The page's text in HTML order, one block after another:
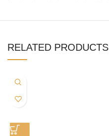
RELATED PRODUCTS